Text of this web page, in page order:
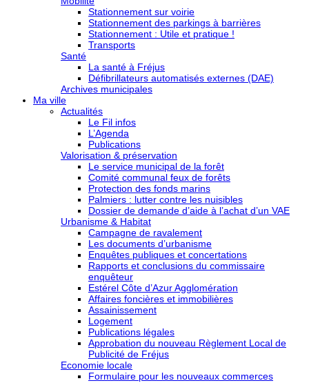
Stationnement sur voirie
Stationnement des parkings à barrières
Stationnement : Utile et pratique !
Transports
Santé
La santé à Fréjus
Défibrillateurs automatisés externes (DAE)
Archives municipales
Ma ville
Actualités
Le Fil infos
L’Agenda
Publications
Valorisation & préservation
Le service municipal de la forêt
Comité communal feux de forêts
Protection des fonds marins
Palmiers : lutter contre les nuisibles
Dossier de demande d’aide à l’achat d’un VAE
Urbanisme & Habitat
Campagne de ravalement
Les documents d’urbanisme
Enquêtes publiques et concertations
Rapports et conclusions du commissaire
enquêteur
Estérel Côte d’Azur Agglomération
Affaires foncières et immobilières
Assainissement
Logement
Publications légales
Approbation du nouveau Règlement Local de
Publicité de Fréjus
Economie locale
Formulaire pour les nouveaux commerces